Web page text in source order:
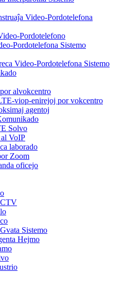
Video-Pordotelefona
Pordotelefono
Pordotelefona Sistemo
Video-Pordotelefona Sistemo
alvokcentro
viop-enirejoj por vokcentro
agentoj
Solvo
VoIP
laborado
Zoom
oficejo
Sistemo
Hejmo